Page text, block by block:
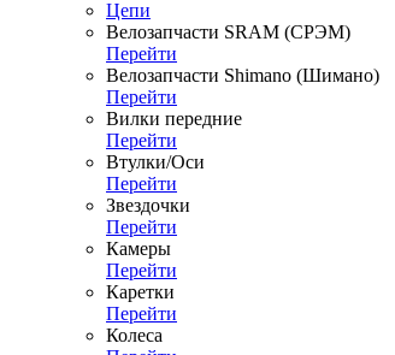
Цепи
Велозапчасти SRAM (СРЭМ)
Перейти
Велозапчасти Shimano (Шимано)
Перейти
Вилки передние
Перейти
Втулки/Оси
Перейти
Звездочки
Перейти
Камеры
Перейти
Каретки
Перейти
Колеса